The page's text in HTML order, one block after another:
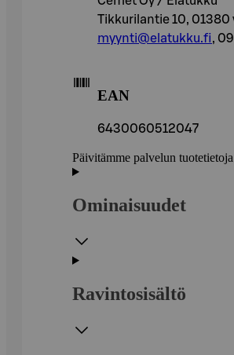
Tikkurilantie 10, 01380
myynti@elatukku.fi,
EAN
6430060512047
Päivitämme palvelun
Ominaisuudet
Ravintosisältö